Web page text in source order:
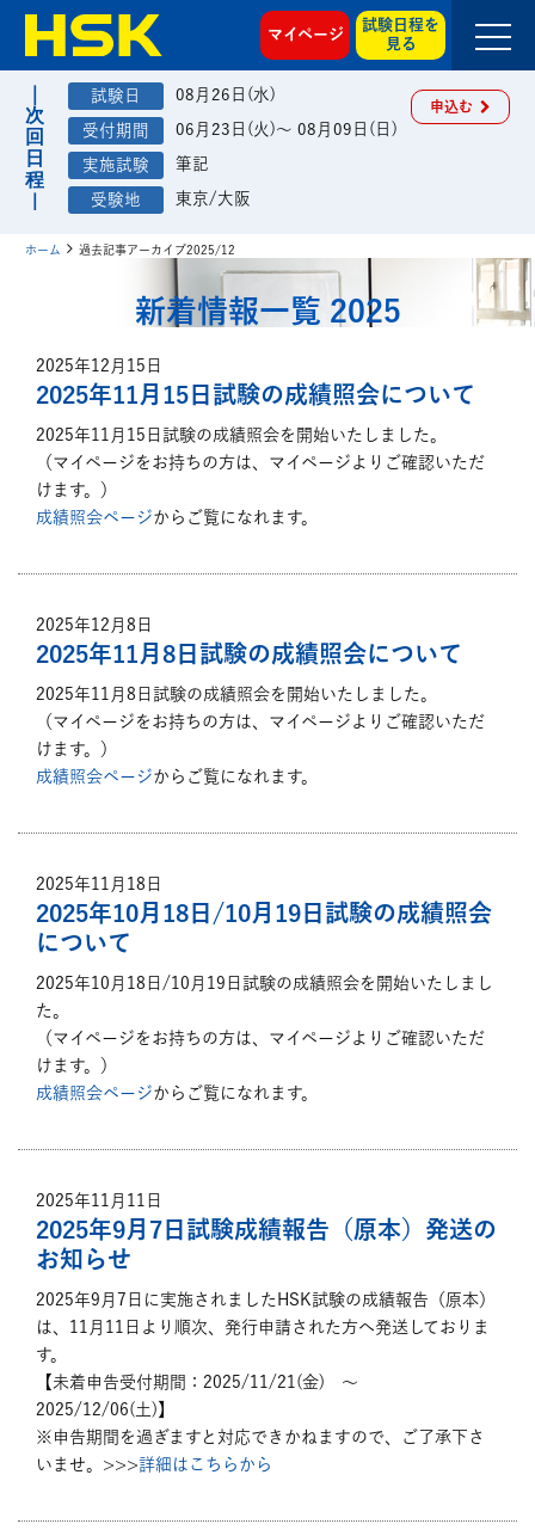
マイページ
試験日程を
見る
08月26日(水)
06月23日(火)～ 08月09日(日)
筆記
東京/大阪
申込む
ホーム 過去記事アーカイブ2025/12
新着情報一覧 2025
2025年12月15日
2025年11月15日試験の成績照会について
2025年11月15日試験の成績照会を開始いたしました。
（マイページをお持ちの方は、マイページよりご確認いただ
けます。）
成績照会ページからご覧になれます。
2025年12月8日
2025年11月8日試験の成績照会について
2025年11月8日試験の成績照会を開始いたしました。
（マイページをお持ちの方は、マイページよりご確認いただ
けます。）
成績照会ページからご覧になれます。
2025年11月18日
2025年10月18日/10月19日試験の成績照会
について
2025年10月18日/10月19日試験の成績照会を開始いたしまし
た。
（マイページをお持ちの方は、マイページよりご確認いただ
けます。）
成績照会ページからご覧になれます。
2025年11月11日
2025年9月7日試験成績報告（原本）発送の
お知らせ
2025年9月7日に実施されましたHSK試験の成績報告（原本）
は、11月11日より順次、発行申請された方へ発送しておりま
す。
【未着申告受付期間：2025/11/21(金) ～
2025/12/06(土)】
※申告期間を過ぎますと対応できかねますので、ご了承下さ
いませ。>>>詳細はこちらから